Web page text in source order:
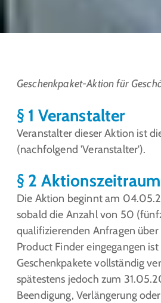
Geschenkpaket-Aktion für
§ 1 Veranstalter
Veranstalter dieser Aktion ist
(nachfolgend 'Veranstalter').
§ 2 Aktionszeitraum
Die Aktion beginnt am
sobald die Anzahl von 50
qualifizierenden Anfragen
Product Finder eingegangen
Geschenkpakete vollständig
spätestens jedoch zum
Beendigung, Verlängerung